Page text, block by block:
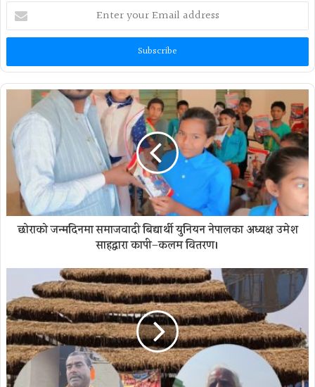
Enter
your
Email
छोराको जन्मदिनमा समाजवादी बिद्यार्थी युनियन नेपालका अध्यक्ष उमेश
साहद्वारा कापी–कलम वितरण।